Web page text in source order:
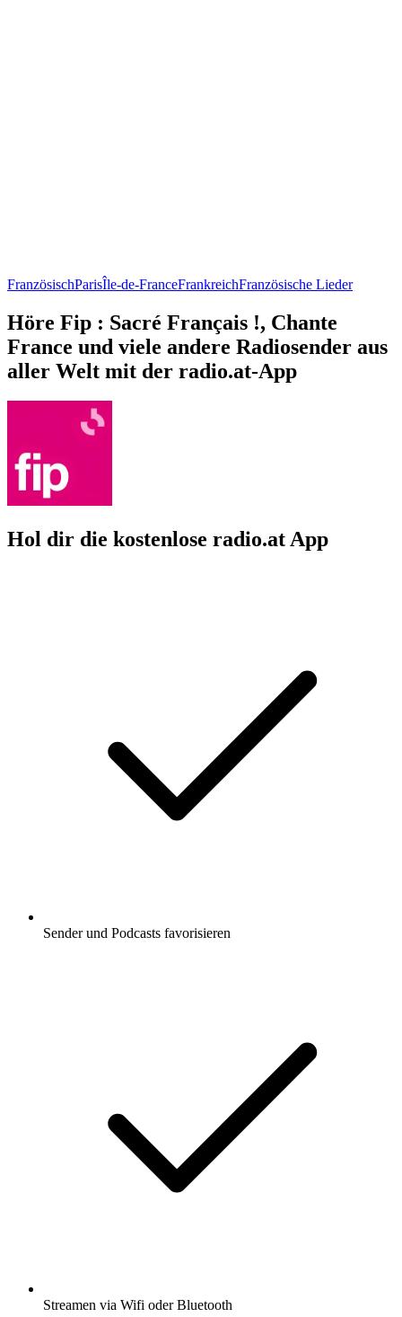
FranzösischParisÎle-de-FranceFrankreichFranzösische Lieder
Höre Fip : Sacré Français !, Chante
France und viele andere Radiosender aus
aller Welt mit der radio.at-App
Hol dir die kostenlose radio.at App
Sender und Podcasts favorisieren
Streamen via Wifi oder Bluetooth